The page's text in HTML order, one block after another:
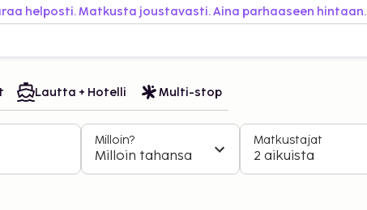
helposti. Matkusta joustavasti. Aina parhaaseen hintaan.
Lautta + Hotelli Multi-stop
Milloin?
Milloin tahansa
Matkustajat
2 aikuista